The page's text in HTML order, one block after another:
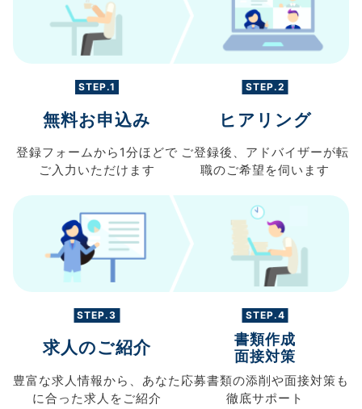
STEP.1
無料お申込み
登録フォームから 1分ほどで
ご入力 いただけます
STEP.2
ヒアリング
ご登録後、 アドバイザーが転
職のご希望を伺います
STEP.3
求人のご紹介
豊富な求人情報から、 あなた
に合った求人を ご紹介
STEP.4
書類作成
面接対策
応募書類の添削や面接対策も
徹底サポート